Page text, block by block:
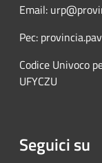
Email:
Pec:
Codice Univoco
UFYCZU
Seguici su